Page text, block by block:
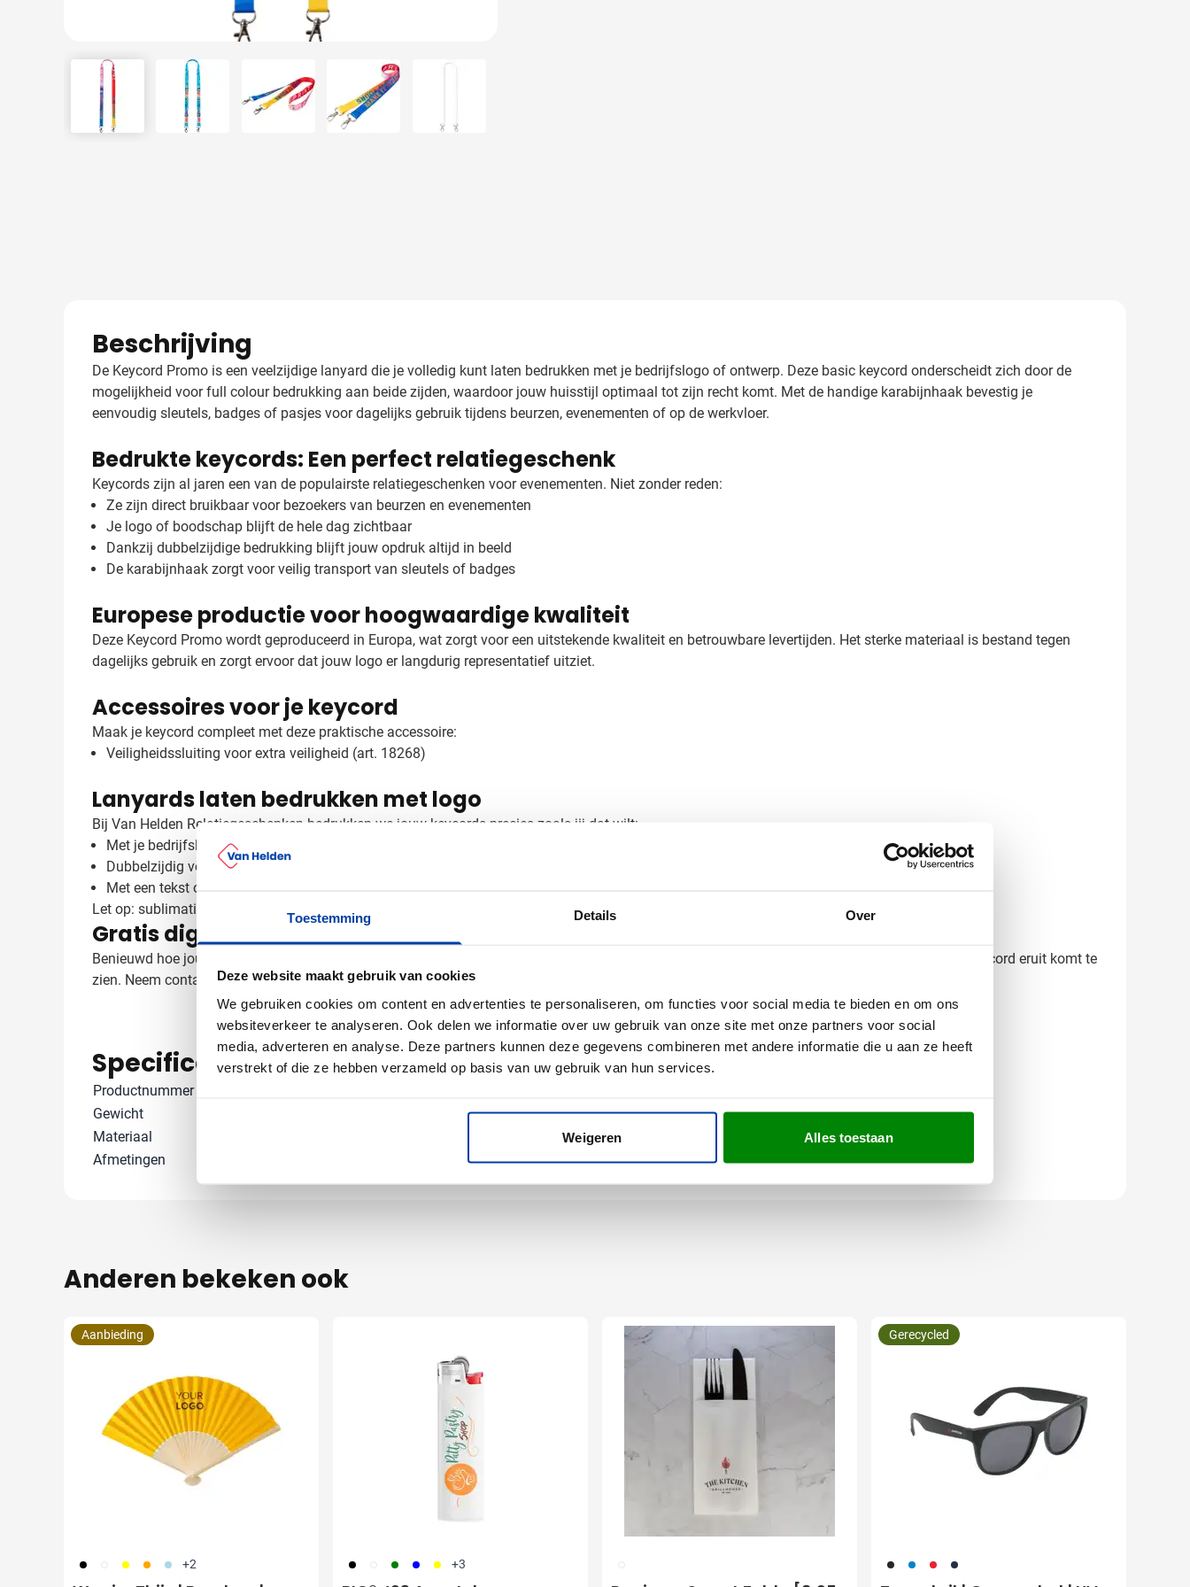
Toestemming Details Over
Deze website maakt gebruik van cookies
We gebruiken cookies om content en advertenties te personaliseren, om functies voor social media te bieden en om ons
websiteverkeer te analyseren. Ook delen we informatie over uw gebruik van onze site met onze partners voor social
media, adverteren en analyse. Deze partners kunnen deze gegevens combineren met andere informatie die u aan ze heeft
verstrekt of die ze hebben verzameld op basis van uw gebruik van hun services.
Weigeren Alles toestaan
View larger imageView larger imageView larger imageView larger imageView larger image
Beschrijving
De Keycord Promo is een veelzijdige lanyard die je volledig kunt laten bedrukken met je bedrijfslogo of ontwerp. Deze basic keycord onderscheidt zich door de
mogelijkheid voor full colour bedrukking aan beide zijden, waardoor jouw huisstijl optimaal tot zijn recht komt. Met de handige karabijnhaak bevestig je
eenvoudig sleutels, badges of pasjes voor dagelijks gebruik tijdens beurzen, evenementen of op de werkvloer.
Bedrukte keycords: Een perfect relatiegeschenk
Keycords zijn al jaren een van de populairste relatiegeschenken voor evenementen. Niet zonder reden:
Ze zijn direct bruikbaar voor bezoekers van beurzen en evenementen
Je logo of boodschap blijft de hele dag zichtbaar
Dankzij dubbelzijdige bedrukking blijft jouw opdruk altijd in beeld
De karabijnhaak zorgt voor veilig transport van sleutels of badges
Europese productie voor hoogwaardige kwaliteit
Deze Keycord Promo wordt geproduceerd in Europa, wat zorgt voor een uitstekende kwaliteit en betrouwbare levertijden. Het sterke materiaal is bestand tegen
dagelijks gebruik en zorgt ervoor dat jouw logo er langdurig representatief uitziet.
Accessoires voor je keycord
Maak je keycord compleet met deze praktische accessoire:
Veiligheidssluiting voor extra veiligheid (art. 18268)
Lanyards laten bedrukken met logo
Bij Van Helden Relatiegeschenken bedrukken we jouw keycords precies zoals jij dat wilt:
Met je bedrijfslogo in full colour
Dubbelzijdig voor maximale zichtbaarheid
Met een tekst of slogan naar keuze
Let op: sublimatiebedrukking is uitsluitend geschikt voor artikelen met een witte ondergrond.
Gratis digitaal voorbeeld van je bedrukte keycord
Benieuwd hoe jouw ontwerp eruit ziet op deze lanyard? Vraag vrijblijvend een digitaal voorbeeld aan en zie vooraf precies hoe jouw bedrukte keycord eruit komt te
zien. Neem contact met ons op voor persoonlijk advies of om je bestelling te plaatsen.
Specificaties
Productnummer
Gewicht
Materiaal
Afmetingen
46 cm x 2 cm x 0.01 cm (l x b x h)
Anderen bekeken ook
001 002 006 007 018 +2
Aanbieding
001 310 004 005 006 +3 002 001 018 008 307
Gerecycled